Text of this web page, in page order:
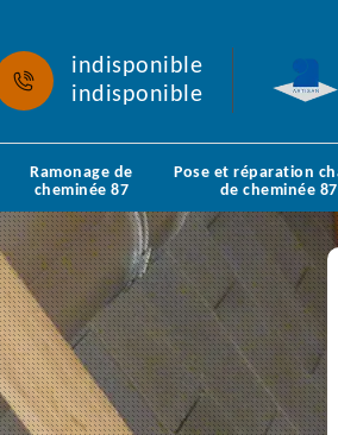
indisponible
indisponible
Ramonage de
cheminée 87
Pose et réparation
de cheminée 87